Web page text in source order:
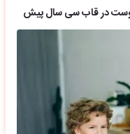
دوست در قاب سی سال پیش